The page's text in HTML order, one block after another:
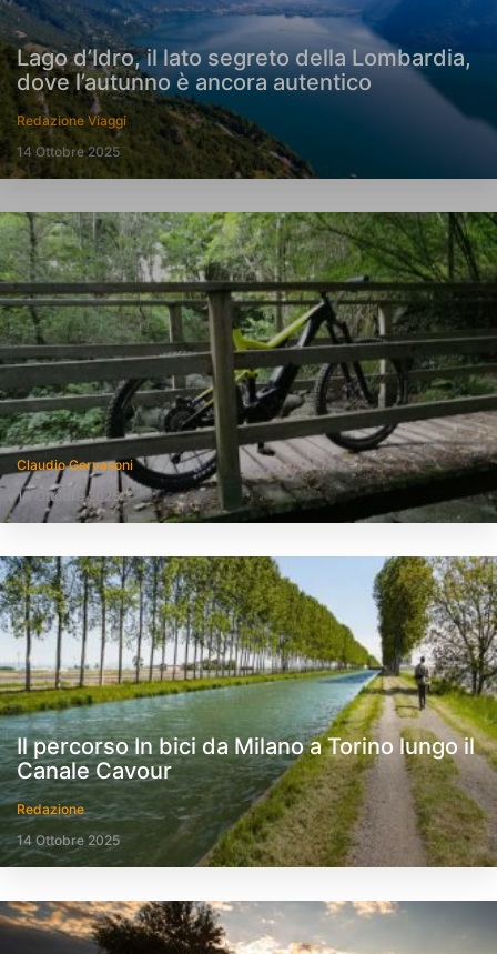
Lago d’Idro, il lato segreto della Lombardia,
dove l’autunno è ancora autentico
Redazione Viaggi
14 Ottobre 2025
Claudio Gervasoni
14 Ottobre 2025
Il percorso In bici da Milano a Torino lungo il
Canale Cavour
Redazione
14 Ottobre 2025